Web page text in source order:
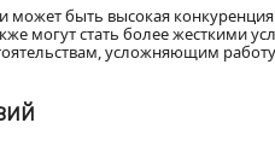
быть высокая конкуренция
могут стать более жесткими
усложняющим